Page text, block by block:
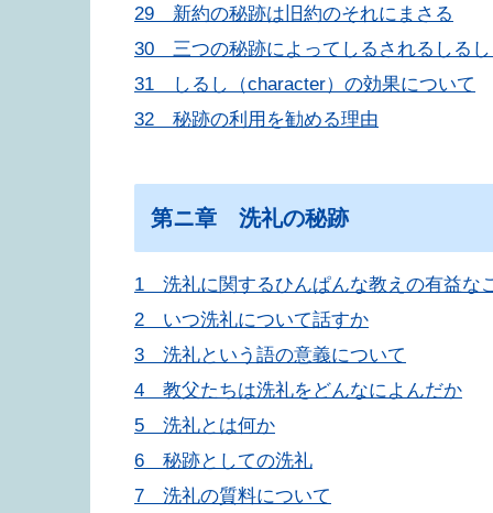
29 新約の秘跡は旧約のそれにまさる
30 三つの秘跡によってしるされるしるし
31 しるし（character）の効果について
32 秘跡の利用を勧める理由
第ニ章 洗礼の秘跡
1 洗礼に関するひんぱんな教えの有益な
2 いつ洗礼について話すか
3 洗礼という語の意義について
4 教父たちは洗礼をどんなによんだか
5 洗礼とは何か
6 秘跡としての洗礼
7 洗礼の質料について